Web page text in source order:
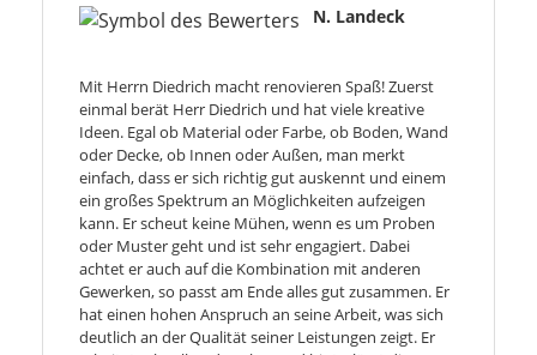
N. Landeck
Mit Herrn Diedrich macht renovieren Spaß! Zuerst
einmal berät Herr Diedrich und hat viele kreative
Ideen. Egal ob Material oder Farbe, ob Boden, Wand
oder Decke, ob Innen oder Außen, man merkt
einfach, dass er sich richtig gut auskennt und einem
ein großes Spektrum an Möglichkeiten aufzeigen
kann. Er scheut keine Mühen, wenn es um Proben
oder Muster geht und ist sehr engagiert. Dabei
achtet er auch auf die Kombination mit anderen
Gewerken, so passt am Ende alles gut zusammen. Er
hat einen hohen Anspruch an seine Arbeit, was sich
deutlich an der Qualität seiner Leistungen zeigt. Er